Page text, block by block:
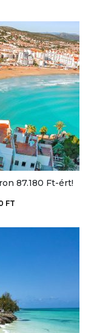
87.180 Ft-ért!
FT